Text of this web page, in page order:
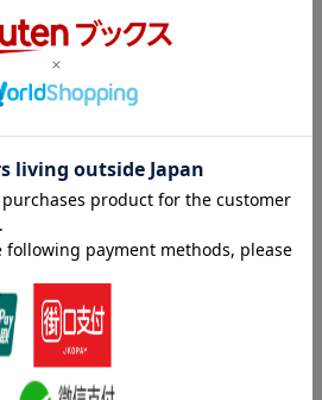
‼
らベストセラー第1位独走中‼
2026/6/16）
ジン
」で激賞！
ン」2部構成
刊！
〉の全く新しい書籍の形態
データベースより）